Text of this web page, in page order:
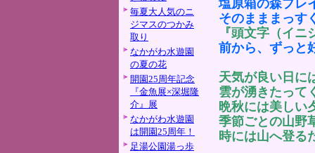
毎夏大人気のニ
ジマスのつかみ
取り
なかがわ水遊園
の夏の花
開園25周年記念
『金魚展×深堀隆
介』展
なかがわ水遊園
は開園25周年！
足湯公園湯っ歩
塩原箱の森プレ
そのまままっす
『頭文字（イニ
前から、ずっと
天気が良い日に
雲が湧きたって
晩秋には美しい
季節ごとの山野
時には山へ登る